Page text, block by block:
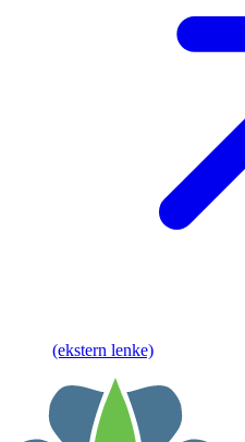
(ekstern lenke)